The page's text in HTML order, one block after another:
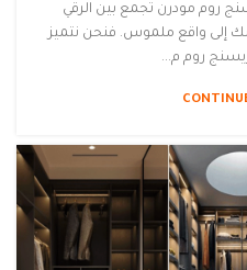
روم مودرن تجمع بين الرقي
إلى واقع ملموس. فنحن نتميز
روم م...